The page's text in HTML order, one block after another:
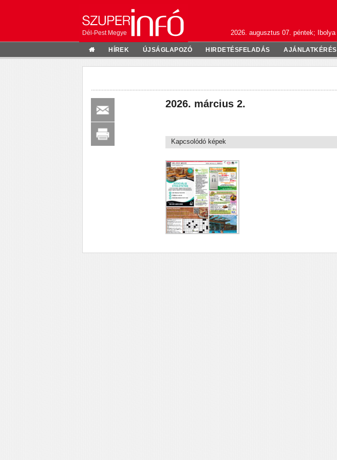
Dél-Pest Megye 2026. augusztus 07. péntek; Ibolya
HÍREK ÚJSÁGLAPOZÓ HIRDETÉSFELADÁS AJÁNLATKÉRÉS
2026. március 2.
Kapcsolódó képek